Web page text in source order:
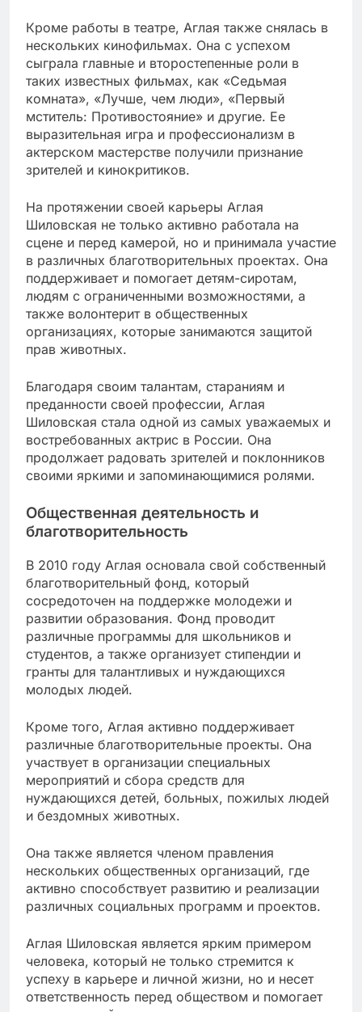
Кроме работы в театре, Аглая также снялась в
нескольких кинофильмах. Она с успехом
сыграла главные и второстепенные роли в
таких известных фильмах, как «Седьмая
комната», «Лучше, чем люди», «Первый
мститель: Противостояние» и другие. Ее
выразительная игра и профессионализм в
актерском мастерстве получили признание
зрителей и кинокритиков.
На протяжении своей карьеры Аглая
Шиловская не только активно работала на
сцене и перед камерой, но и принимала участие
в различных благотворительных проектах. Она
поддерживает и помогает детям-сиротам,
людям с ограниченными возможностями, а
также волонтерит в общественных
организациях, которые занимаются защитой
прав животных.
Благодаря своим талантам, стараниям и
преданности своей профессии, Аглая
Шиловская стала одной из самых уважаемых и
востребованных актрис в России. Она
продолжает радовать зрителей и поклонников
своими яркими и запоминающимися ролями.
Общественная деятельность и
благотворительность
В 2010 году Аглая основала свой собственный
благотворительный фонд, который
сосредоточен на поддержке молодежи и
развитии образования. Фонд проводит
различные программы для школьников и
студентов, а также организует стипендии и
гранты для талантливых и нуждающихся
молодых людей.
Кроме того, Аглая активно поддерживает
различные благотворительные проекты. Она
участвует в организации специальных
мероприятий и сбора средств для
нуждающихся детей, больных, пожилых людей
и бездомных животных.
Она также является членом правления
нескольких общественных организаций, где
активно способствует развитию и реализации
различных социальных программ и проектов.
Аглая Шиловская является ярким примером
человека, который не только стремится к
успеху в карьере и личной жизни, но и несет
ответственность перед обществом и помогает